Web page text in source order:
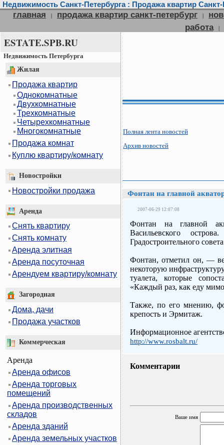
Недвижимость Санкт-Петербурга : Продажа квартир
главная | продажа квартир санкт-петербург |
работа
|
ESTATE.SPB.RU
Недвижимость Петербурга
Жилая
Продажа квартир
Однокомнатные
Двухкомнатные
Трехкомнатные
Четырехкомнатные
Многокомнатные
Продажа комнат
Куплю квартиру/комнату
Новостройки
Новостройки продажа
Аренда
Снять квартиру
Снять комнату
Аренда элитная
Аренда посуточная
Арендуем квартиру/комнату
Загородная
Дома, дачи
Продажа участков
Коммерческая
Аренда
Аренда офисов
Аренда торговых
помещений
Аренда производственных
складов
Аренда зданий
Аренда земельных участков
Полная лента новостей
Архив новостей
Фонтан на главной
2007-06-29 12:07:08
Фонтан на главной
Васильевского
Градостроительного
Фонтан, отметил он, —
некоторую
туалета, которые
«Каждый раз, как еду
Также, по его мнению,
крепость и Эрмитаж.
Информационное
http://www.rosbalt.ru/
Комментарии
Ваше имя